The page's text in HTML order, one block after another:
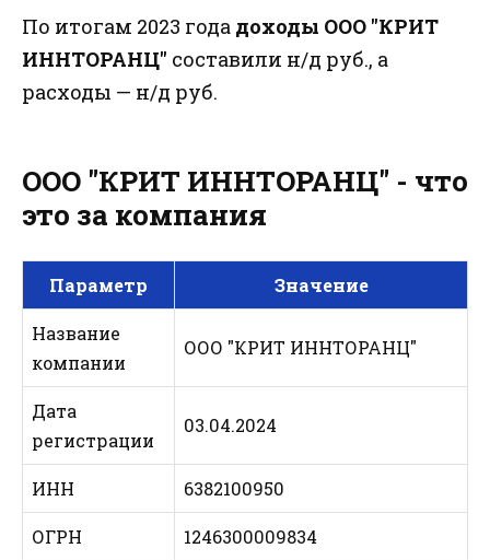
По итогам 2023 года доходы ООО "КРИТ
ИННТОРАНЦ" составили н/д руб., а
расходы — н/д руб.
ООО "КРИТ ИННТОРАНЦ" - что
это за компания
Параметр Значение
Название
компании
ООО "КРИТ ИННТОРАНЦ"
Дата
регистрации
03.04.2024
ИНН 6382100950
ОГРН 1246300009834